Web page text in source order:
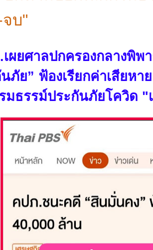
บ"
ผยศาลปกครองกลางพิ
ภัย” ฟ้องเรียกค่าเสียห
มธรรม์ประกันภัยโควิด "